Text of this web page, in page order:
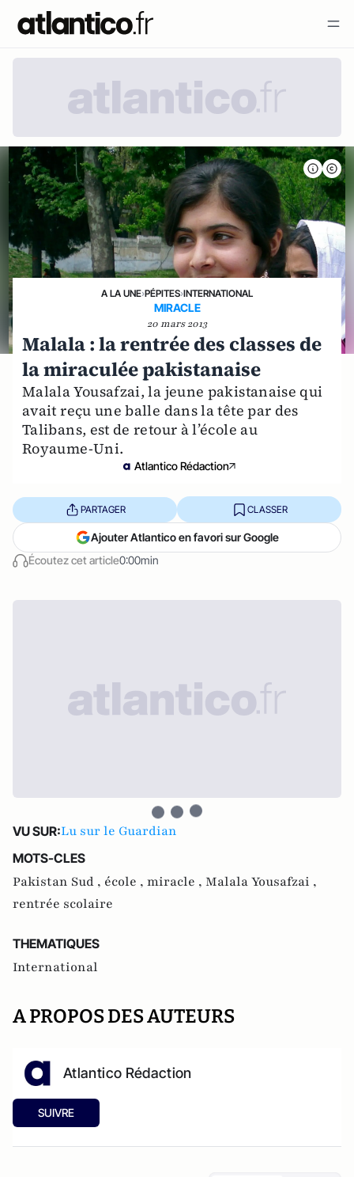
A LA UNE›PÉPITES›INTERNATIONAL
MIRACLE
20 mars 2013
Malala : la rentrée des classes de
la miraculée pakistanaise
Malala Yousafzai, la jeune pakistanaise qui
avait reçu une balle dans la tête par des
Talibans, est de retour à l’école au
Royaume-Uni.
Atlantico Rédaction
Écoutez cet article0:00min
PARTAGER CLASSER
Ajouter Atlantico en favori sur Google
VU SUR:Lu sur le Guardian
MOTS-CLES
Pakistan Sud , école , miracle , Malala Yousafzai ,
rentrée scolaire
THEMATIQUES
International
A PROPOS DES AUTEURS
Atlantico Rédaction
SUIVRE